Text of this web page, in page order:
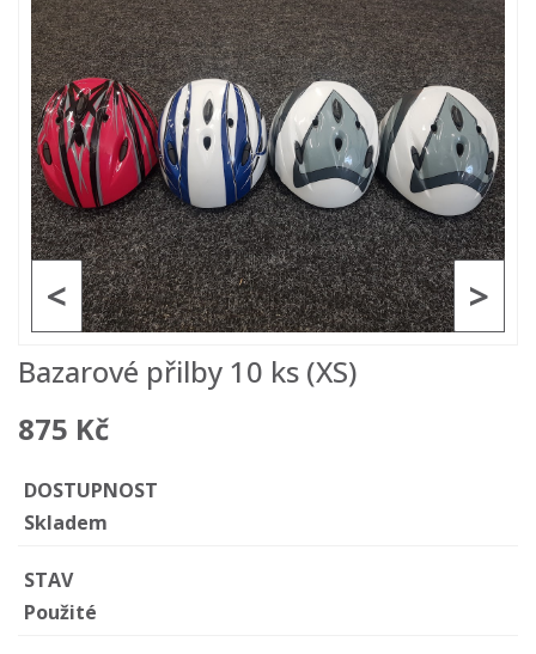
>
<
Bazarové přilby 10 ks (XS)
875 Kč
DOSTUPNOST
Skladem
STAV
Použité